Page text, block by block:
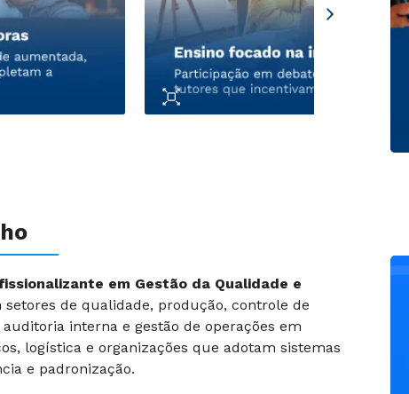
em Gestão da Qualidade e
setores de qualidade, produção, controle de
interna e gestão de operações em
logística e organizações que adotam sistemas
e padronização.